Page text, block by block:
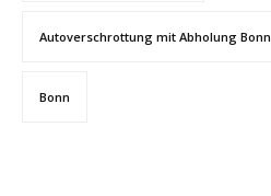
Autoverschrottung mit Abholung Bonn
Bonn